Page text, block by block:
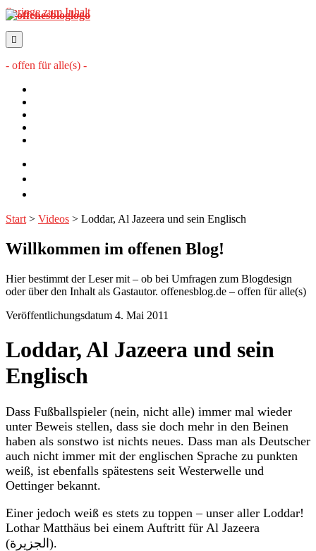
Springe zum Inhalt
offenesblog.de
- offen für alle(s) -
Start > Videos > Loddar, Al Jazeera und sein Englisch
Willkommen im offenen Blog!
Hier bestimmt der Leser mit – ob bei Umfragen zum Blogdesign
oder über den Inhalt als Gastautor. offenesblog.de – offen für alle(s)
Veröffentlichungsdatum 4. Mai 2011
Loddar, Al Jazeera und sein
Englisch
Dass Fußballspieler (nein, nicht alle) immer mal wieder
unter Beweis stellen, dass sie doch mehr in den Beinen
haben als sonstwo ist nichts neues. Dass man als Deutscher
auch nicht immer mit der englischen Sprache zu punkten
weiß, ist ebenfalls spätestens seit Westerwelle und
Oettinger bekannt.
Einer jedoch weiß es stets zu toppen – unser aller Loddar!
Lothar Matthäus bei einem Auftritt für Al Jazeera
(الجزيرة).